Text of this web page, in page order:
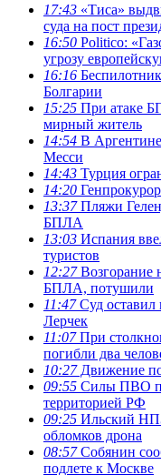
17:43 «Тиса»
суда на пост
16:50 Politico:
угрозу
16:16
Болгарии
15:25 При атаке
мирный житель
14:54 В
Месси
14:43 Турция
14:20
13:37Пляжи
БПЛА
13:03 Испания
туристов
12:27Возгорание
БПЛА, потушили
11:47Суд оставил
Лерчек
11:07При
погибли два
10:27Движение по
09:55 Силы ПВО
территорией РФ
09:25 Ильский
обломков дрона
08:57Собянин
подлете к Москве